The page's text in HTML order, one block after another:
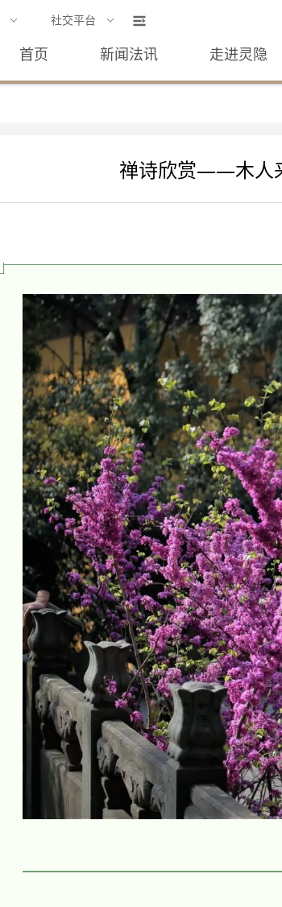
社交平台
首页 新闻法讯 走进灵隐
禅诗欣赏——木人